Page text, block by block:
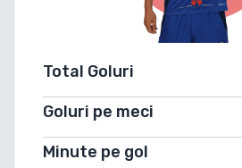
Total Goluri
Goluri pe meci
Minute pe gol